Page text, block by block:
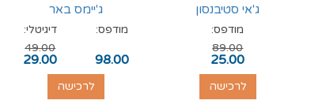
ג'אי סטיבנסון
מודפס:
89.00
25.00
לרכישה
ג'יימס באר
מודפס:
98.00
דיגיטלי:
49.00
29.00
לרכישה